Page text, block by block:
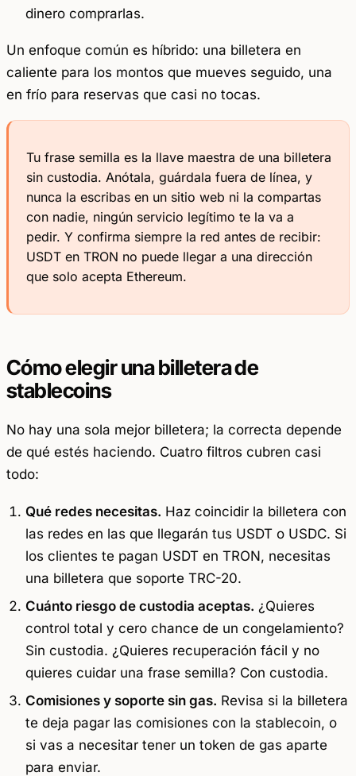
dinero comprarlas.
Un enfoque común es híbrido: una billetera en
caliente para los montos que mueves seguido, una
en frío para reservas que casi no tocas.
Tu frase semilla es la llave maestra de una billetera
sin custodia. Anótala, guárdala fuera de línea, y
nunca la escribas en un sitio web ni la compartas
con nadie, ningún servicio legítimo te la va a
pedir. Y confirma siempre la red antes de recibir:
USDT en TRON no puede llegar a una dirección
que solo acepta Ethereum.
Cómo elegir una billetera de
stablecoins
No hay una sola mejor billetera; la correcta depende
de qué estés haciendo. Cuatro filtros cubren casi
todo:
Qué redes necesitas. Haz coincidir la billetera con
las redes en las que llegarán tus USDT o USDC. Si
los clientes te pagan USDT en TRON, necesitas
una billetera que soporte TRC-20.
Cuánto riesgo de custodia aceptas. ¿Quieres
control total y cero chance de un congelamiento?
Sin custodia. ¿Quieres recuperación fácil y no
quieres cuidar una frase semilla? Con custodia.
Comisiones y soporte sin gas. Revisa si la billetera
te deja pagar las comisiones con la stablecoin, o
si vas a necesitar tener un token de gas aparte
para enviar.